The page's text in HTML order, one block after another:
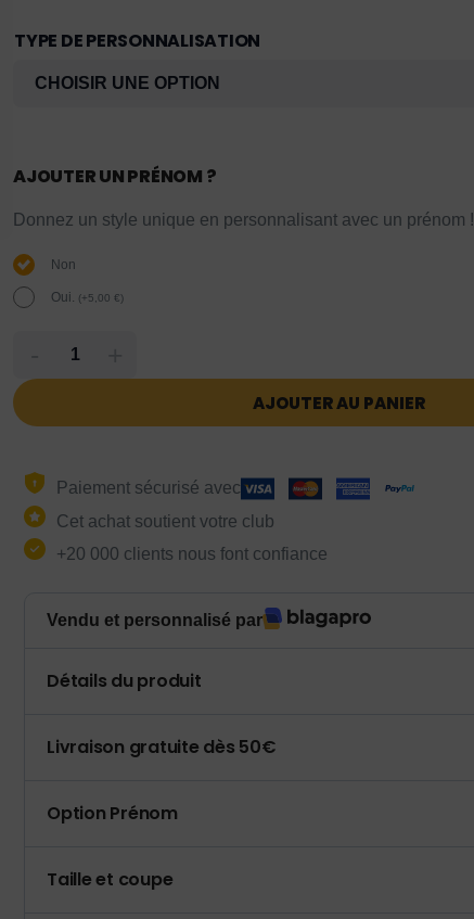
TYPE DE PERSONNALISATION
AJOUTER UN PRÉNOM ?
Donnez un style unique en personnalisant avec un prénom !
Non
Oui. (+5,00 €)
AJOUTER AU PANIER
Paiement sécurisé avec
Cet achat soutient votre club
+20 000 clients nous font confiance
Vendu et personnalisé par
Détails du produit
Livraison gratuite dès 50€
Option Prénom
Taille et coupe